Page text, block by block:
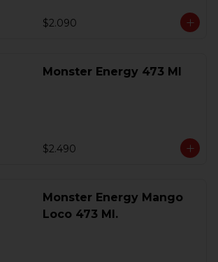
$2.090
Monster Energy 473 Ml
$2.490
Monster Energy Mango
Loco 473 Ml.